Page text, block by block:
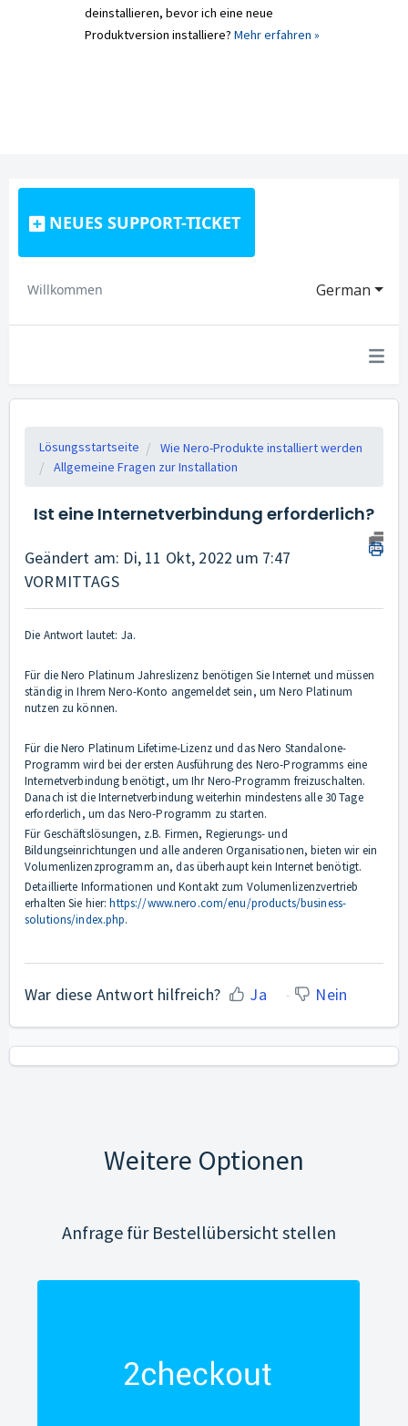
deinstallieren, bevor ich eine neue
Produktversion installiere? Mehr erfahren »
NEUES SUPPORT-TICKET
German
Willkommen
Lösungsstartseite
Wie Nero-Produkte installiert werden
Allgemeine Fragen zur Installation
Ist eine Internetverbindung erforderlich?
Geändert am: Di, 11 Okt, 2022 um 7:47
VORMITTAGS
Die Antwort lautet: Ja.
Für die Nero Platinum Jahreslizenz benötigen Sie Internet und müssen
ständig in Ihrem Nero-Konto angemeldet sein, um Nero Platinum
nutzen zu können.
Für die Nero Platinum Lifetime-Lizenz und das Nero Standalone-
Programm wird bei der ersten Ausführung des Nero-Programms eine
Internetverbindung benötigt, um Ihr Nero-Programm freizuschalten.
Danach ist die Internetverbindung weiterhin mindestens alle 30 Tage
erforderlich, um das Nero-Programm zu starten.
Für Geschäftslösungen, z.B. Firmen, Regierungs- und
Bildungseinrichtungen und alle anderen Organisationen, bieten wir ein
Volumenlizenzprogramm an, das überhaupt kein Internet benötigt.
Detaillierte Informationen und Kontakt zum Volumenlizenzvertrieb
erhalten Sie hier:https://www.nero.com/enu/products/business-
solutions/index.php.
War diese Antwort hilfreich? Ja Nein
Weitere Optionen
Anfrage für Bestellübersicht stellen